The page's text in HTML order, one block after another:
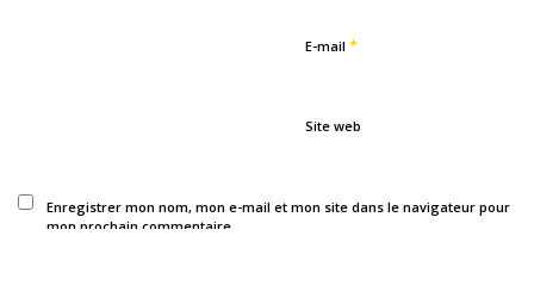
E-mail*
Site web
Enregistrer mon nom, mon e-mail et mon site dans le navigateur pour
mon prochain commentaire.